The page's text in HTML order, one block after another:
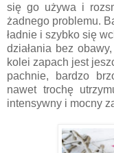
się go używa i
żadnego problemu.
ładnie i szybko się
działania bez
kolei zapach jest
pachnie, bardzo
nawet trochę
intensywny i mocny